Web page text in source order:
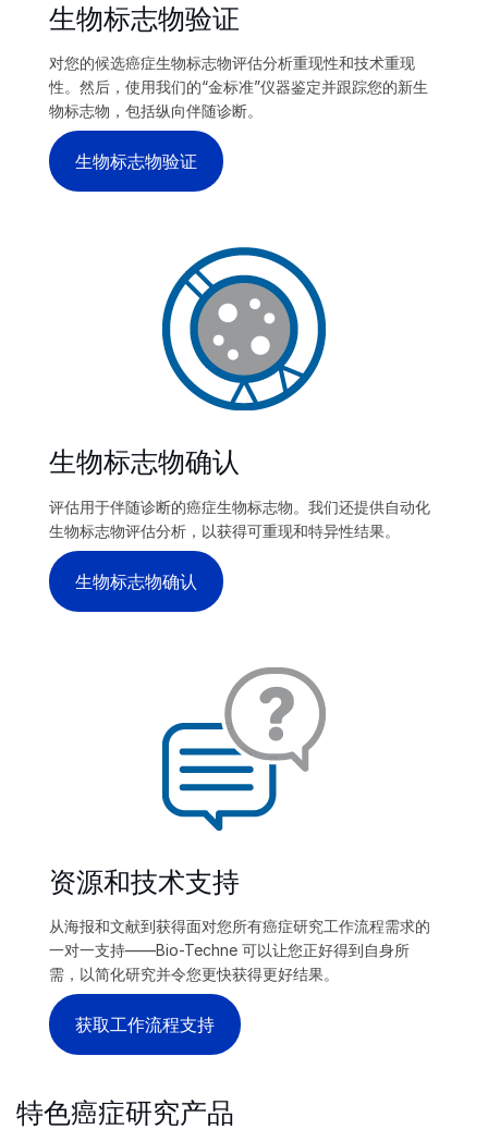
生物标志物验证
对您的候选癌症生物标志物评估分析重现性和技术重现
性。然后，使用我们的“金标准”仪器鉴定并跟踪您的新生
物标志物，包括纵向伴随诊断。
生物标志物验证
生物标志物确认
评估用于伴随诊断的癌症生物标志物。我们还提供自动化
生物标志物评估分析，以获得可重现和特异性结果。
生物标志物确认
资源和技术支持
从海报和文献到获得面对您所有癌症研究工作流程需求的
一对一支持——Bio-Techne 可以让您正好得到自身所
需，以简化研究并令您更快获得更好结果。
获取工作流程支持
特色癌症研究产品